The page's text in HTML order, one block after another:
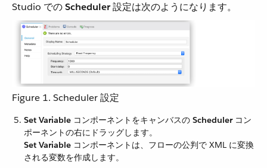
Studio での ​Scheduler​ 設定は次のようになります。
Figure 1. Scheduler 設定
Set Variable ​ コンポーネントをキャンバスの ​ Scheduler​ コン
ポーネントの右にドラッグします。
Set Variable ​ コンポーネントは、フローの公判で XML に変換
される変数を作成します。